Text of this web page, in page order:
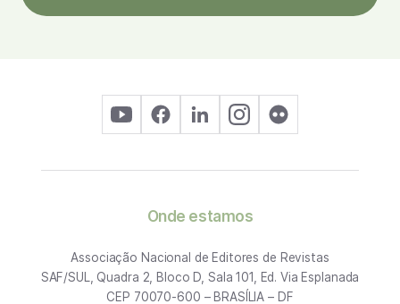
Onde estamos
Associação Nacional de Editores de Revistas
SAF/SUL, Quadra 2, Bloco D, Sala 101, Ed. Via Esplanada
CEP 70070-600 – BRASÍLIA – DF